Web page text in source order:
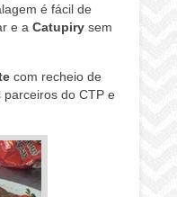
é fácil de
e aCatupirysem
com recheio de
do CTP e